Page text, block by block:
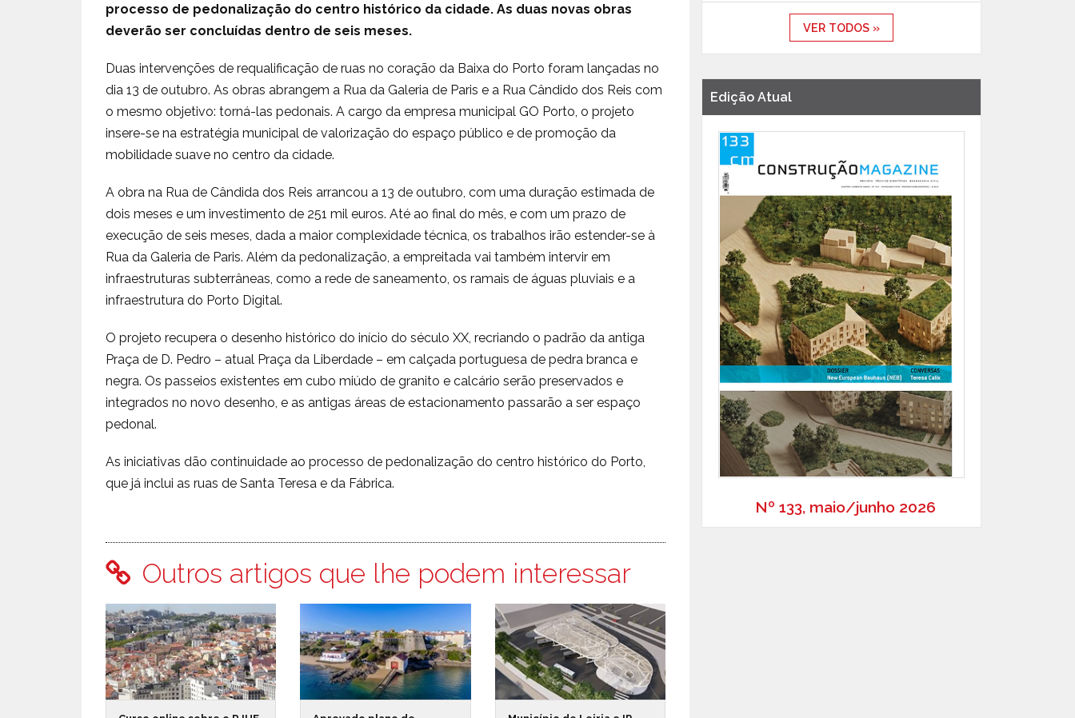
processo de pedonalização do centro histórico da cidade. As duas novas obras
deverão ser concluídas dentro de seis meses.
Duas intervenções de requalificação de ruas no coração da Baixa do Porto foram lançadas no
dia 13 de outubro. As obras abrangem a Rua da Galeria de Paris e a Rua Cândido dos Reis com
o mesmo objetivo: torná-las pedonais. A cargo da empresa municipal GO Porto, o projeto
insere-se na estratégia municipal de valorização do espaço público e de promoção da
mobilidade suave no centro da cidade.
A obra na Rua de Cândida dos Reis arrancou a 13 de outubro, com uma duração estimada de
dois meses e um investimento de 251 mil euros. Até ao final do mês, e com um prazo de
execução de seis meses, dada a maior complexidade técnica, os trabalhos irão estender-se à
Rua da Galeria de Paris. Além da pedonalização, a empreitada vai também intervir em
infraestruturas subterrâneas, como a rede de saneamento, os ramais de águas pluviais e a
infraestrutura do Porto Digital.
O projeto recupera o desenho histórico do início do século XX, recriando o padrão da antiga
Praça de D. Pedro – atual Praça da Liberdade – em calçada portuguesa de pedra branca e
negra. Os passeios existentes em cubo miúdo de granito e calcário serão preservados e
integrados no novo desenho, e as antigas áreas de estacionamento passarão a ser espaço
pedonal.
As iniciativas dão continuidade ao processo de pedonalização do centro histórico do Porto,
que já inclui as ruas de Santa Teresa e da Fábrica.
Outros artigos que lhe podem interessar
VER TODOS »
Edição Atual
Nº 133, maio/junho 2026